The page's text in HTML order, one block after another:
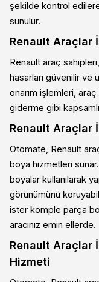
şekilde kontrol
sunulur.
Renault Araçlar
Renault araç
hasarları güvenilir ve
onarım işlemleri,
giderme gibi
Renault Araçlar
Otomate, Renault
boya hizmetleri
boyalar kullanılarak
görünümünü
ister komple parça
aracınız emin ellerde.
Renault Araçlar
Hizmeti